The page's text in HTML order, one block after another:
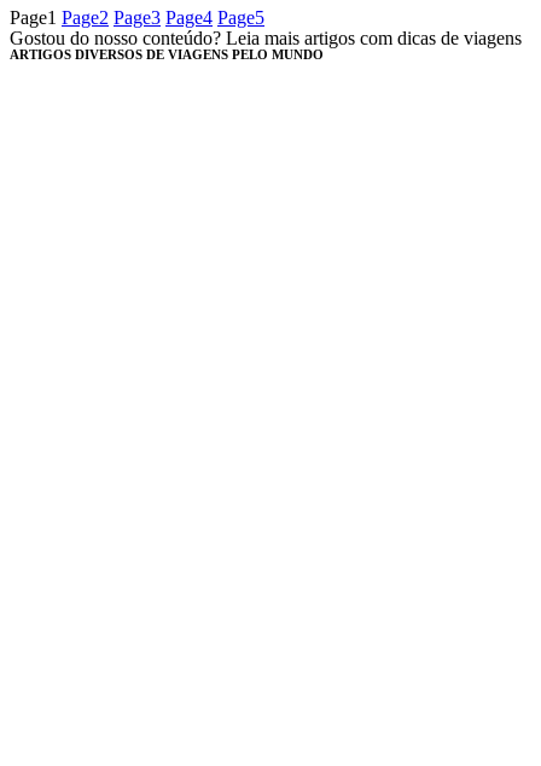
Page1 Page2 Page3 Page4 Page5
Gostou do nosso conteúdo? Leia mais artigos com dicas de viagens
ARTIGOS DIVERSOS DE VIAGENS PELO MUNDO​